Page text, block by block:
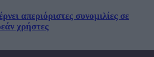
απεριόριστες συνομιλίες σε
χρήστες